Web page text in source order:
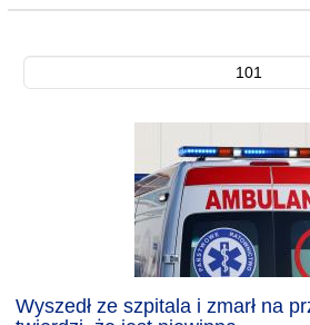
101
Wyszedł ze szpitala i zmarł na